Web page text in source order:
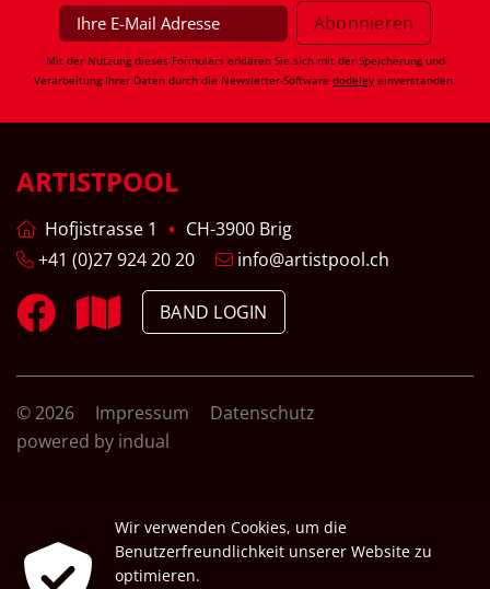
Mit der Nutzung dieses Formulars erklären Sie sich mit der Speicherung und
Verarbeitung Ihrer Daten durch die Newsletter-Software dodeley einverstanden.
ARTISTPOOL
Hofjistrasse 1
CH-3900 Brig
+41 (0)27 924 20 20
info@artistpool.ch
BAND LOGIN
© 2026 Impressum
Datenschutz
powered by indual
Wir verwenden Cookies, um die
Benutzerfreundlichkeit unserer Website zu
optimieren.